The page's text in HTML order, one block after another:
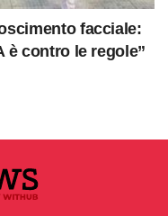
facciale:
è contro le regole”